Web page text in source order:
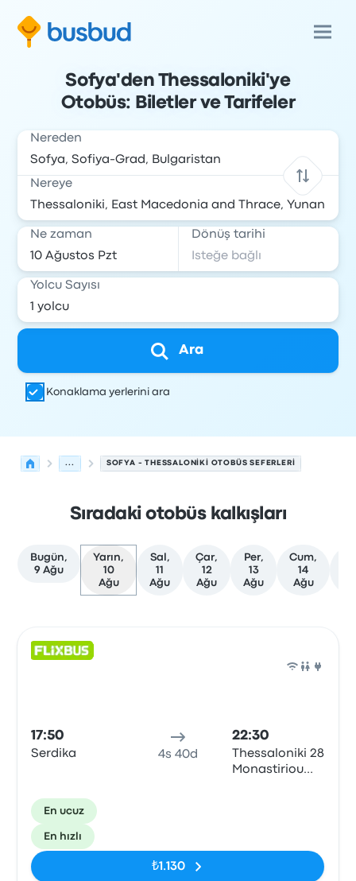
Sofya'den Thessaloniki'ye
Otobüs: Biletler ve Tarifeler
Nereden
Nereye
Ne zaman Dönüş tarihi
Yolcu Sayısı
Ara
Konaklama yerlerini ara
... SOFYA - THESSALONIKI OTOBÜS SEFERLERI
Sıradaki otobüs kalkışları
Bugün,
9 Ağu
Yarın,
10
Ağu
Sal,
11
Ağu
Çar,
12
Ağu
Per,
13
Ağu
Cum,
14
Ağu
17:50
Serdika 4s 40d
22:30
Thessaloniki 28
Monastiriou
En ucuz
En hızlı
₺1.130